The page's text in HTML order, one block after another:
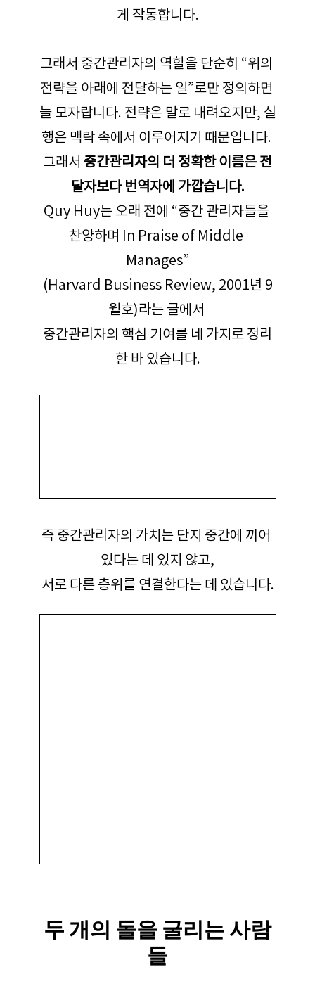
게 작동합니다.
그래서 중간관리자의 역할을 단순히 “위의
전략을 아래에 전달하는 일”로만 정의하면
늘 모자랍니다. 전략은 말로 내려오지만, 실
행은 맥락 속에서 이루어지기 때문입니다.
그래서 중간관리자의 더 정확한 이름은 전
달자보다 번역자에 가깝습니다.
Quy Huy는 오래 전에 “중간 관리자들을
찬양하며 In Praise of Middle
Manages”
(Harvard Business Review, 2001년 9
월호)라는 글에서
중간관리자의 핵심 기여를 네 가지로 정리
한 바 있습니다.
즉 중간관리자의 가치는 단지 중간에 끼어
있다는 데 있지 않고,
서로 다른 층위를 연결한다는 데 있습니다.
두 개의 돌을 굴리는 사람
들